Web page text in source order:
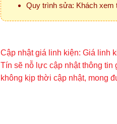
Quy trình sửa: Khách xem
Cập nhật giá linh kiện: Giá linh
Tín sẽ nỗ lực cập nhật thông
không kịp thời cập nhật, mong